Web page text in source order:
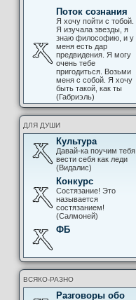
Поток сознания
Я хочу пойти с тобой.
Я изучала звезды, я
знаю философию, и у
меня есть дар
предвидения. Я могу
очень тебе
пригодиться. Возьми
меня с собой. Я хочу
быть такой, как ты
(Габриэль)
ДЛЯ ДУШИ
Культура
Давай-ка поучим тебя
вести себя как леди
(Видалис)
Конкурс
Состязание! Это
называется
состязанием!
(Салмоней)
ФБ
ВСЯКО-РАЗНО
Разговоры обо